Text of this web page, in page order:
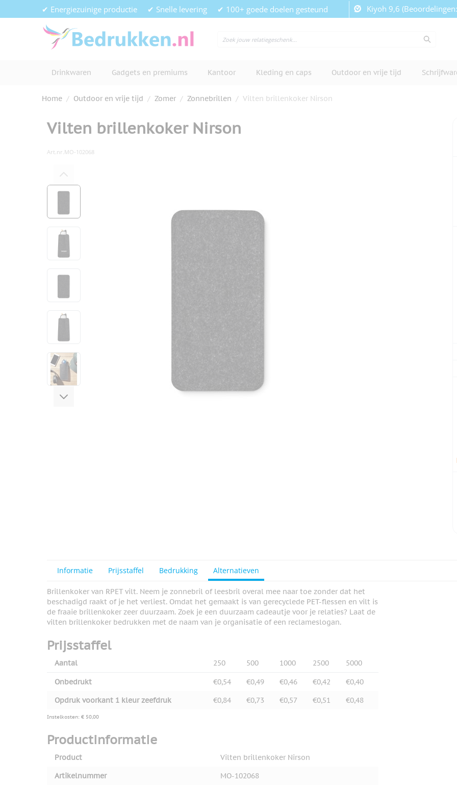
Ga naar de inhoud✔ Energiezuinige productie ✔ Snelle levering ✔ 100+ goede doelen gesteund Kiyoh 9,6
Drinkwaren Gadgets en premiums Kantoor Kleding en caps Outdoor en vrije tijd
Home / Outdoor en vrije tijd / Zomer / Zonnebrillen / Vilten brillenkoker Nirson
Vilten brillenkoker Nirson
Art.nr.MO-102068
View larger image
View larger image
View larger image
View larger image
View larger image
View larger image
Informatie Prijsstaffel Bedrukking Alternatieven
Brillenkoker van RPET vilt. Neem je zonnebril of leesbril overal mee naar toe zonder dat het
beschadigd raakt of je het verliest. Omdat het gemaakt is van gerecyclede PET-flessen en vilt is
de fraaie brillenkoker zeer duurzaam. Zoek je een duurzaam cadeautje voor je relaties? Laat de
vilten brillenkoker bedrukken met de naam van je organisatie of een reclameslogan.
Prijsstaffel
Aantal 250 500 1000 2500 5000
Onbedrukt €0,54 €0,49 €0,46 €0,42
€0,40
Opdruk voorkant 1 kleur zeefdruk
€0,84 €0,73 €0,57 €0,51 €0,48
Instelkosten: € 50,00
Productinformatie
Product
Vilten brillenkoker Nirson
Artikelnummer
MO-102068